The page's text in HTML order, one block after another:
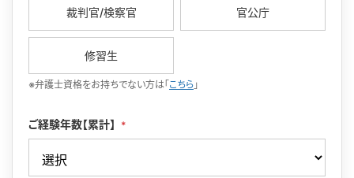
裁判官/検察官 官公庁
修習生
※弁護士資格をお持ちでない方は「 こちら 」
ご経験年数【累計】 *